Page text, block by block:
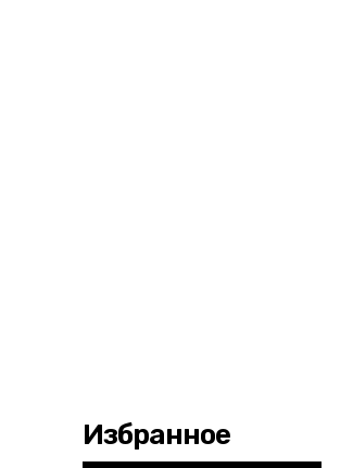
Избранное